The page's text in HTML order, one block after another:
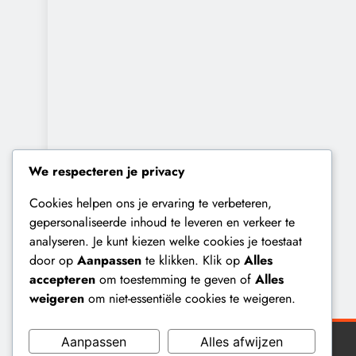
We respecteren je privacy
Cookies helpen ons je ervaring te verbeteren,
gepersonaliseerde inhoud te leveren en verkeer te
analyseren. Je kunt kiezen welke cookies je toestaat
door op Aanpassen te klikken. Klik op Alles
accepteren om toestemming te geven of Alles
weigeren om niet-essentiële cookies te weigeren.
Aanpassen Alles afwijzen